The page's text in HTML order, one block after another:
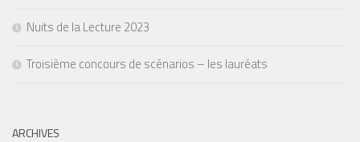
Nuits de la Lecture 2023
Troisième concours de scénarios – les lauréats
ARCHIVES